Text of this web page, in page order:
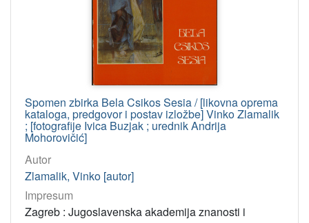
Spomen zbirka Bela Csikos Sesia / [likovna oprema
kataloga, predgovor i postav izložbe] Vinko Zlamalik
; [fotografije Ivica Buzjak ; urednik Andrija
Mohorovičić]
Autor
Zlamalik, Vinko [autor]
Impresum
Zagreb : Jugoslavenska akademija znanosti i